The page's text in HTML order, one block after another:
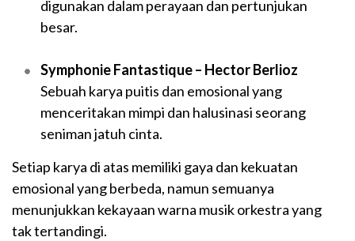
digunakan dalam perayaan dan pertunjukan
besar.
Symphonie Fantastique – Hector Berlioz
Sebuah karya puitis dan emosional yang
menceritakan mimpi dan halusinasi seorang
seniman jatuh cinta.
Setiap karya di atas memiliki gaya dan kekuatan
emosional yang berbeda, namun semuanya
menunjukkan kekayaan warna musik orkestra yang
tak tertandingi.